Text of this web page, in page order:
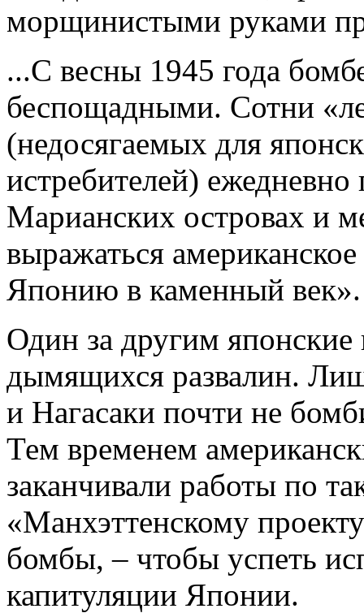
морщинистыми руками
...С весны 1945 года
беспощадными. Сотни
(недосягаемых для
истребителей)
Марианских островах и
выражаться
Японию в каменный век».
Один за другим японские
дымящихся развалин.
и Нагасаки почти не
Тем временем
заканчивали работы по
«Манхэттенскому
бомбы, – чтобы успеть
капитуляции Японии.